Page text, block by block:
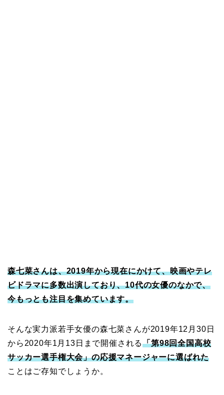
森七菜さんは、2019年から現在にかけて、映画やテレ
ビドラマに多数出演しており、10代の女優のなかで、
今もっとも注目を集めています。
そんな実力派若手女優の森七菜さんが2019年12月30日
から2020年1月13日まで開催される「第98回全国高校
サッカー選手権大会」の応援マネージャーに選ばれた
ことはご存知でしょうか。